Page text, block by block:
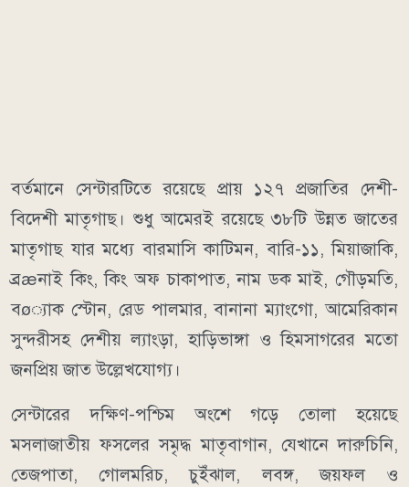
বর্তমানে সেন্টারটিতে রয়েছে প্রায় ১২৭ প্রজাতির দেশী-
বিদেশী মাতৃগাছ। শুধু আমেরই রয়েছে ৩৮টি উন্নত জাতের
মাতৃগাছ যার মধ্যে বারমাসি কাটিমন, বারি-১১, মিয়াজাকি,
ব্রæনাই কিং, কিং অফ চাকাপাত, নাম ডক মাই, গৌড়মতি,
বø্যাক স্টোন, রেড পালমার, বানানা ম্যাংগো, আমেরিকান
সুন্দরীসহ দেশীয় ল্যাংড়া, হাড়িভাঙ্গা ও হিমসাগরের মতো
জনপ্রিয় জাত উল্লেখযোগ্য।
সেন্টারের দক্ষিণ-পশ্চিম অংশে গড়ে তোলা হয়েছে
মসলাজাতীয় ফসলের সমৃদ্ধ মাতৃবাগান, যেখানে দারুচিনি,
তেজপাতা, গোলমরিচ, চুইঁঝাল, লবঙ্গ, জয়ফল ও